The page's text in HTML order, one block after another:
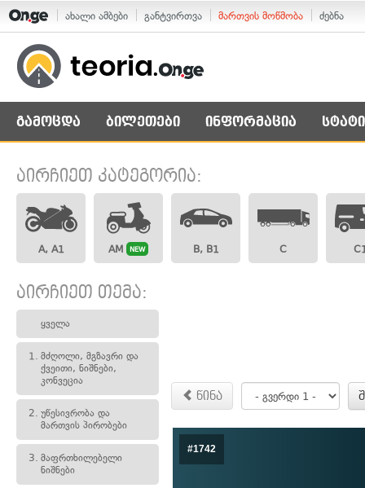
ახალი ამბები განტვირთვა მართვის მოწმობა ძებნა
გამოცდა ბილეთები ინფორმაცია
აირჩიეთ კატეგორია:
A, A1 AM NEW B, B1 C
აირჩიეთ თემა:
ყველა
1. მძღოლი, მგზავრი და
ქვეითი, ნიშნები,
კონვეცია
2. უწესივრობა და
მართვის პირობები
3. მაფრთხილებელი
ნიშნები
წინა
#1742